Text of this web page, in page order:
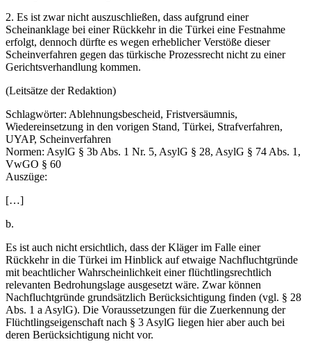
2. Es ist zwar nicht auszuschließen, dass aufgrund einer
Scheinanklage bei einer Rückkehr in die Türkei eine Festnahme
erfolgt, dennoch dürfte es wegen erheblicher Verstöße dieser
Scheinverfahren gegen das türkische Prozessrecht nicht zu einer
Gerichtsverhandlung kommen.
(Leitsätze der Redaktion)
Schlagwörter: Ablehnungsbescheid, Fristversäumnis,
Wiedereinsetzung in den vorigen Stand, Türkei, Strafverfahren,
UYAP, Scheinverfahren
Normen: AsylG § 3b Abs. 1 Nr. 5, AsylG § 28, AsylG § 74 Abs. 1,
VwGO § 60
Auszüge:
[…]
b.
Es ist auch nicht ersichtlich, dass der Kläger im Falle einer
Rückkehr in die Türkei im Hinblick auf etwaige Nachfluchtgründe
mit beachtlicher Wahrscheinlichkeit einer flüchtlingsrechtlich
relevanten Bedrohungslage ausgesetzt wäre. Zwar können
Nachfluchtgründe grundsätzlich Berücksichtigung finden (vgl. § 28
Abs. 1 a AsylG). Die Voraussetzungen für die Zuerkennung der
Flüchtlingseigenschaft nach § 3 AsylG liegen hier aber auch bei
deren Berücksichtigung nicht vor.